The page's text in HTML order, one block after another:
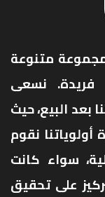
متنوعة
فريدة. نسعى
بعد البيع، حيث
نقوم
سواء كانت
على تحقيق